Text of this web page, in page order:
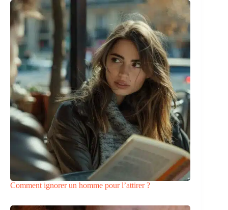
Comment ignorer un homme pour l’attirer ?